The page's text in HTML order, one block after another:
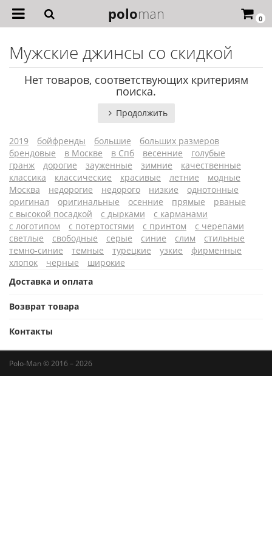
0
poloman
Мужские джинсы со скидкой
Нет товаров, соответствующих критериям
поиска.
Продолжить
2019 бойфренды большие
больших размеров
брендовые
в Москве в Спб весенние
голубые
гранж
дорогие зауженные зимние
качественные
классика
классические красивые летние
модные
Москва
недорогие недорого низкие
однотонные
оригинал
оригинальные осенние прямые
рваные
с высокой посадкой
с дырками
с карманами
с логотипом
с потертостями с принтом
с черепами
светлые
свободные серые синие слим
стильные
темно-синие
темные турецкие узкие
фирменные
хлопок
черные
широкие
Доставка и оплата
Возврат товара
Контакты
Polo-Man © 2016 – 2026